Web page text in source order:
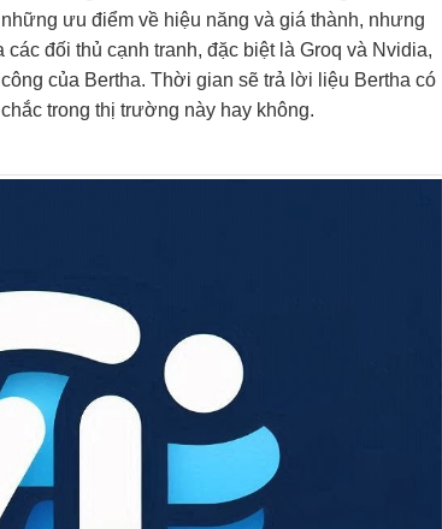
ưu điểm về hiệu năng và giá thành, nhưng
đối thủ cạnh tranh, đặc biệt là Groq và Nvidia,
của Bertha. Thời gian sẽ trả lời liệu Bertha có
trong thị trường này hay không.